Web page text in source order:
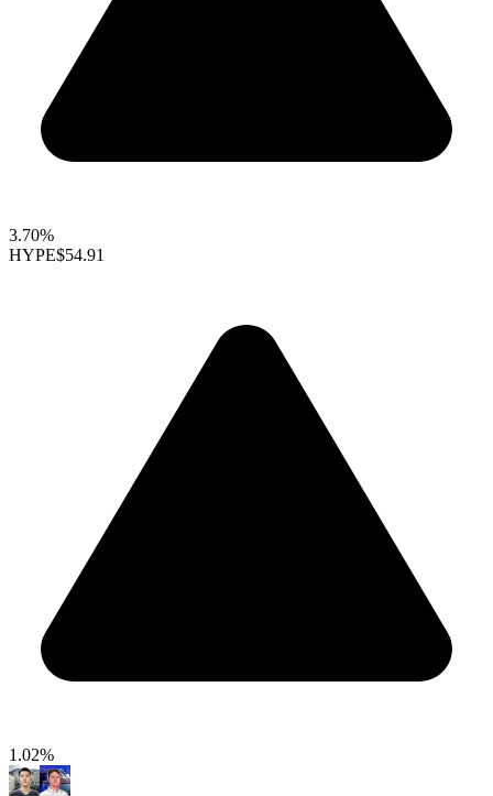
3.70%
HYPE$54.91
1.02%